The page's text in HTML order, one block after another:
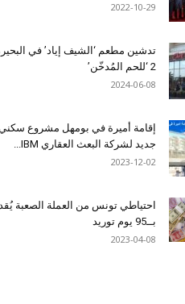
2022-10-29
تدشين مطعم ‘الشيف إياد’ في
2 ‘للحم المُدخّن’
2024-06-08
إقامة أميرة في بومهل مشروع
جديد لشركة البعث العقاري IBM...
2023-12-02
احتياطي تونس من العملة الصعبة
بــ95 يوم توريد
2023-04-08